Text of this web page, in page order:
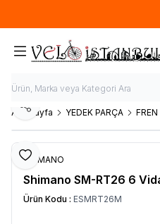
Ana Sayfa YEDEK PARÇA
Favoriye Ekle
Paylaş
SHIMANO
Shimano SM-RT26 6
Ürün Kodu : ESMRT26M